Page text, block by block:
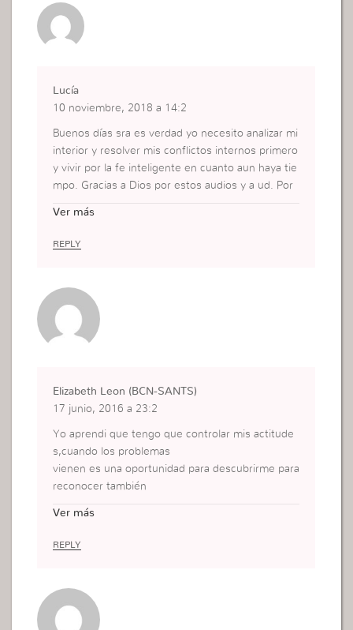
Lucía
10 noviembre, 2018 a 14:2
Buenos días sra es verdad yo necesito analizar mi
interior y resolver mis conflictos internos primero
y vivir por la fe inteligente en cuanto aun haya tie
mpo. Gracias a Dios por estos audios y a ud. Por
Ver más
REPLY
Elizabeth Leon (BCN-SANTS)
17 junio, 2016 a 23:2
Yo aprendi que tengo que controlar mis actitude
s,cuando los problemas
vienen es una oportunidad para descubrirme para
reconocer también
Ver más
REPLY